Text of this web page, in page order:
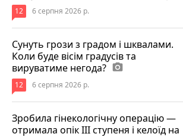
12 6 серпня 2026 р.
Сунуть грози з градом і шквалами.
Коли буде вісім градусів та
вируватиме негода? photo_camera
12 6 серпня 2026 р.
Зробила гінекологічну операцію —
отримала опік ІІІ ступеня і келоїд на